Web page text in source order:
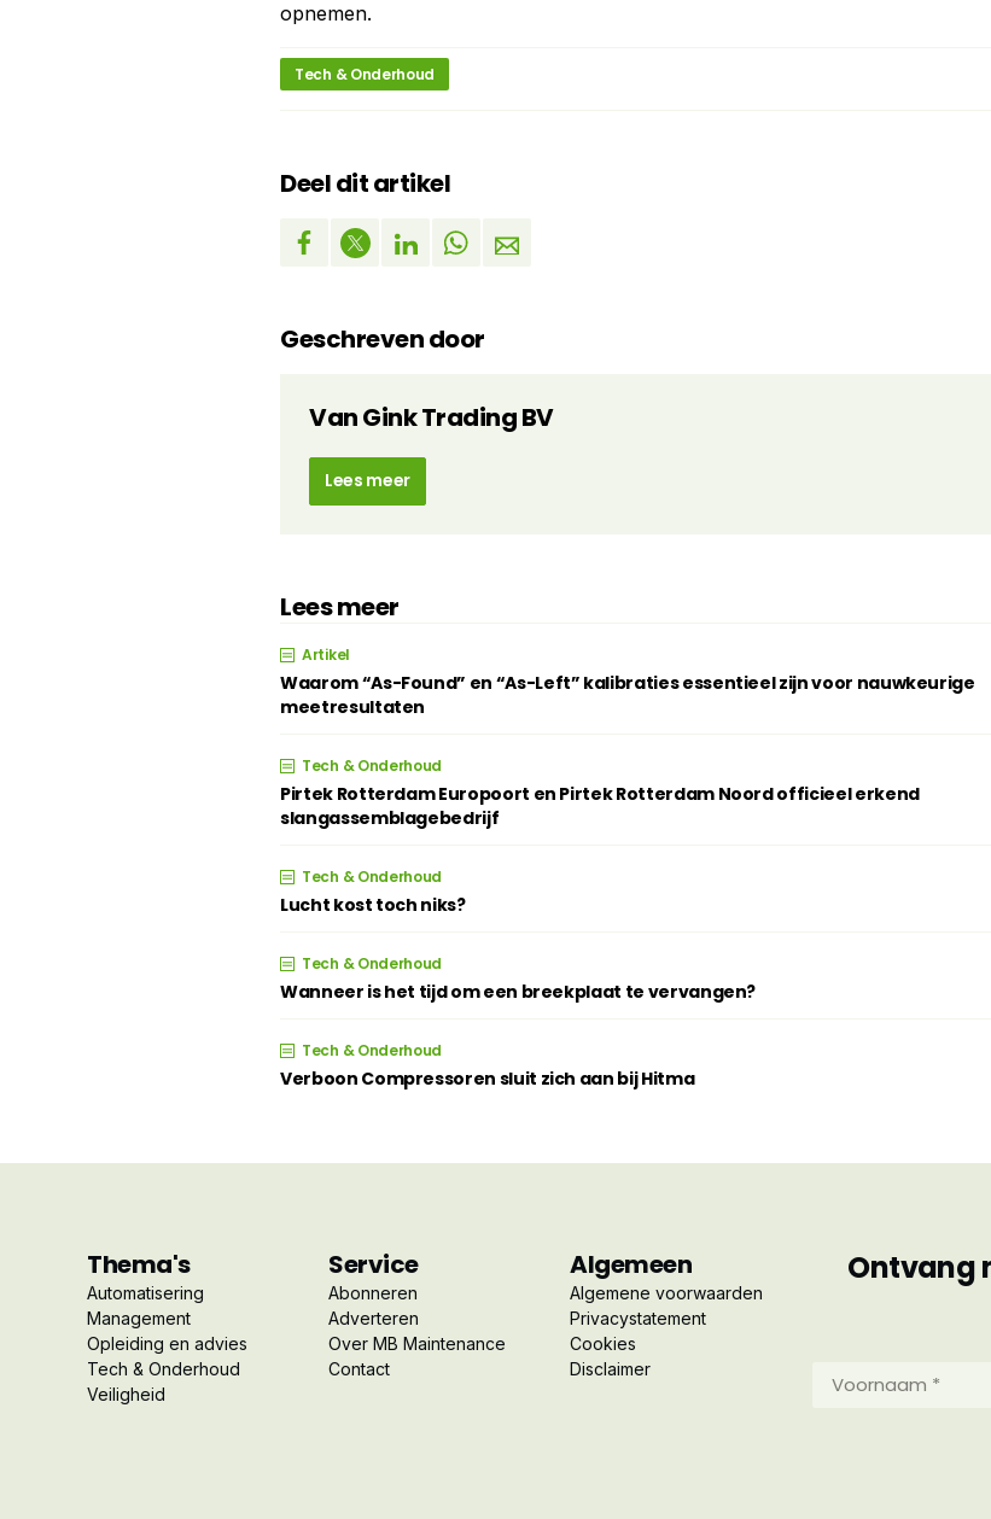
opnemen.
Tech & Onderhoud
Deel dit artikel
Geschreven door
Van Gink Trading BV
Lees meer
Lees meer
Artikel
Waarom “As-Found” en “As-Left” kalibraties essentieel zijn voor nauwkeurige
meetresultaten
Tech & Onderhoud
Pirtek Rotterdam Europoort en Pirtek Rotterdam Noord officieel erkend
slangassemblagebedrijf
Tech & Onderhoud
Lucht kost toch niks?
Tech & Onderhoud
Wanneer is het tijd om een breekplaat te vervangen?
Tech & Onderhoud
Verboon Compressoren sluit zich aan bij Hitma
Thema's
Automatisering
Management
Opleiding en advies
Tech & Onderhoud
Veiligheid
Service
Abonneren
Adverteren
Over MB Maintenance
Contact
Algemeen
Algemene voorwaarden
Privacystatement
Cookies
Disclaimer
Ontvang